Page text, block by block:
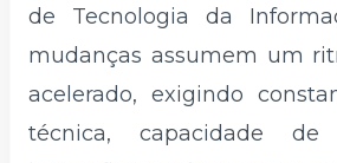
de Tecnologia da
mudanças assumem um
acelerado, exigindo
técnica, capacidade